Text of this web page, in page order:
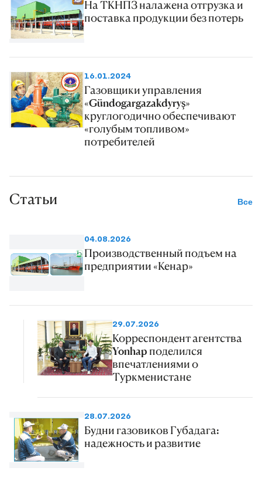
На ТКНПЗ налажена отгрузка и
поставка продукции без потерь
16.01.2024
Газовщики управления
«Gündogargazakdyryş»
круглогодично обеспечивают
«голубым топливом»
потребителей
Статьи Все
04.08.2026
Производственный подъем на
предприятии «Кенар»
29.07.2026
Корреспондент агентства
Yonhap поделился
впечатлениями о
Туркменистане
28.07.2026
Будни газовиков Губадага:
надежность и развитие